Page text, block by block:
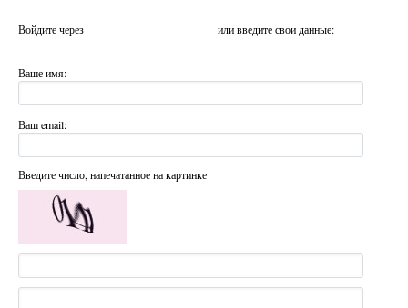
Войдите через или введите свои данные:
Ваше имя:
Ваш email:
Введите число, напечатанное на картинке